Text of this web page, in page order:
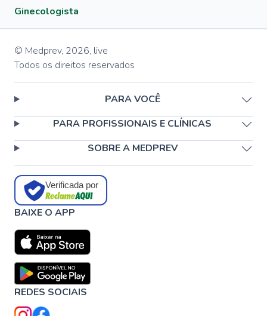
Ginecologista
© Medprev, 2026, live
Todos os direitos reservados
PARA VOCÊ
PARA PROFISSIONAIS E CLÍNICAS
SOBRE A MEDPREV
Verificada por
BAIXE O APP
REDES SOCIAIS